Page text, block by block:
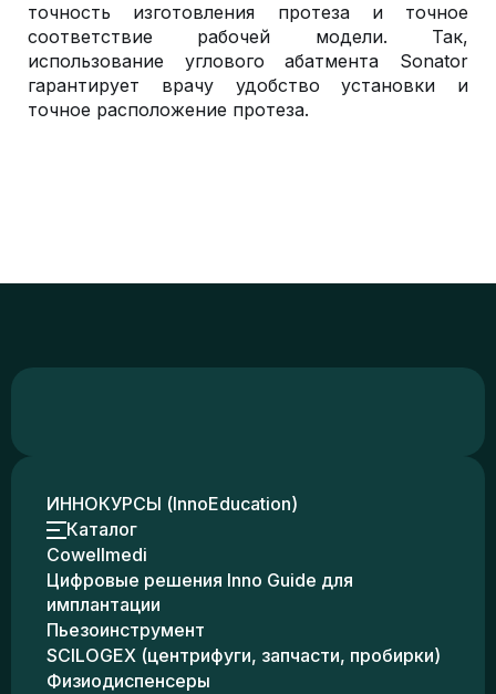
точность изготовления протеза и точное
соответствие рабочей модели. Так,
использование углового абатмента Sonator
гарантирует врачу удобство установки и
точное расположение протеза.
ИННОКУРСЫ (InnoEducation)
Каталог
Cowellmedi
Цифровые решения Inno Guide для
имплантации
Пьезоинструмент
SCILOGEX (центрифуги, запчасти, пробирки)
Физиодиспенсеры